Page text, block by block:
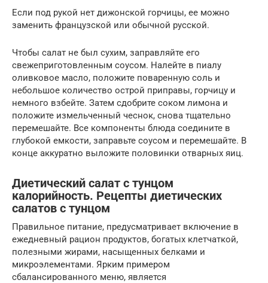
Если под рукой нет дижонской горчицы, ее можно
заменить французской или обычной русской.
Чтобы салат не был сухим, заправляйте его
свежеприготовленным соусом. Налейте в пиалу
оливковое масло, положите поваренную соль и
небольшое количество острой приправы, горчицу и
немного взбейте. Затем сдобрите соком лимона и
положите измельченный чеснок, снова тщательно
перемешайте. Все компоненты блюда соедините в
глубокой емкости, заправьте соусом и перемешайте. В
конце аккуратно выложите половинки отварных яиц.
Диетический салат с тунцом
калорийность. Рецепты диетических
салатов с тунцом
Правильное питание, предусматривает включение в
ежедневный рацион продуктов, богатых клетчаткой,
полезными жирами, насыщенных белками и
микроэлементами. Ярким примером
сбалансированного меню, является